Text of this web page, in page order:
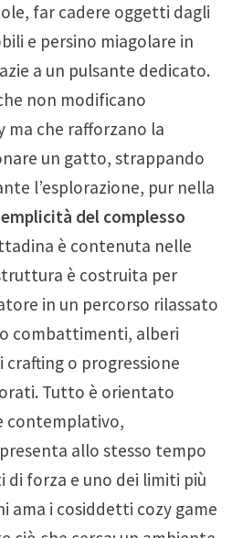
far cadere oggetti dagli
e persino miagolare in
a un pulsante dedicato.
non modificano
ma che rafforzano la
un gatto, strappando
l’esplorazione, pur nella
del complesso
è contenuta nelle
è costruita per
in un percorso rilassato
combattimenti, alberi
o progressione
Tutto è orientato
contemplativo,
allo stesso tempo
di forza e uno dei limiti più
ama i cosiddetti cozy game